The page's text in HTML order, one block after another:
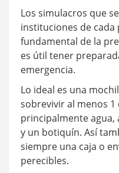
Los simulacros que
instituciones de cada
fundamental de la
es útil tener
emergencia.
Lo ideal es una
sobrevivir al menos
principalmente
y un botiquín. Así
siempre una caja o
perecibles.